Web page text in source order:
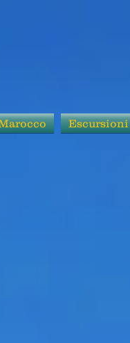
Escursioni